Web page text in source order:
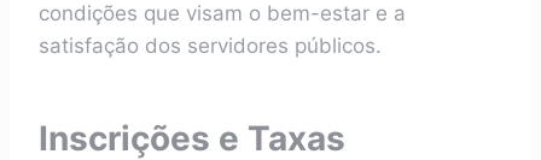
condições que visam o bem-estar e a
satisfação dos servidores públicos.
Inscrições e Taxas